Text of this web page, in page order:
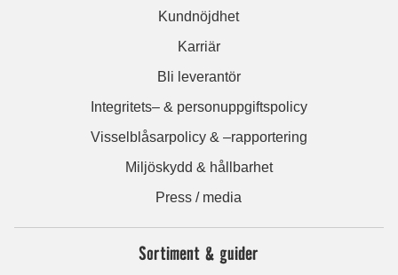
Kundnöjdhet
Karriär
Bli leverantör
Integritets– & personuppgiftspolicy
Visselblåsarpolicy & –rapportering
Miljöskydd & hållbarhet
Press / media
Sortiment & guider